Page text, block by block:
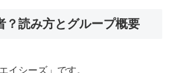
？読み方とグループ概要
イシーズ」です。